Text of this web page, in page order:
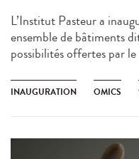
L’Institut Pasteur a
ensemble de bâtiments
possibilités offertes par
INAUGURATION OMICS